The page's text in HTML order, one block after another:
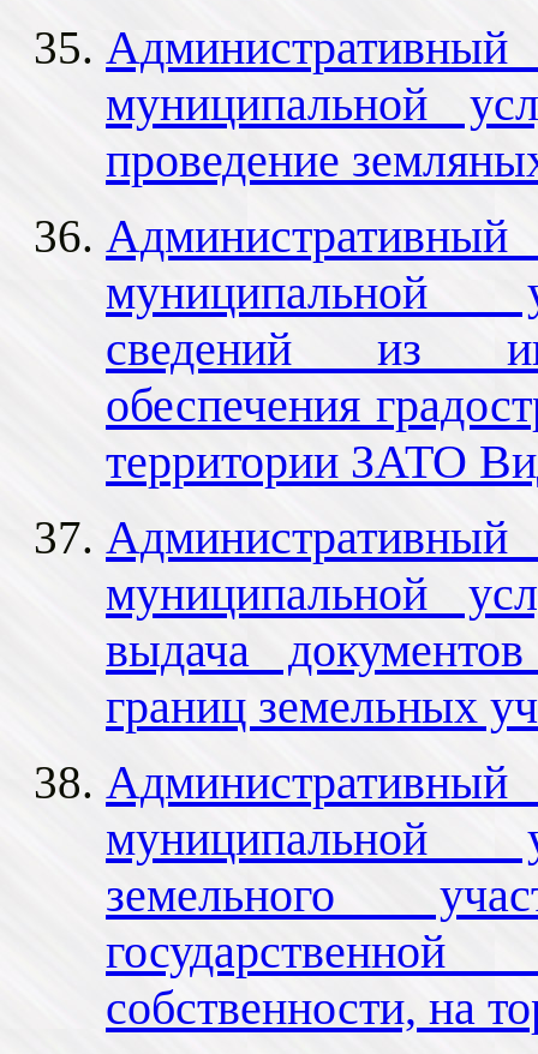
Административный
муниципальной
проведение
Административный
муниципальной
сведений из
обеспечения
территории ЗАТО
Административный
муниципальной
выдача
границ земельных
Административный
муниципальной
земельного
собственности, на